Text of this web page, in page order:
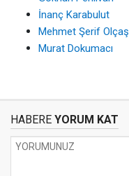
İnanç Karabulut
Mehmet Şerif Olçaş
Murat Dokumacı
HABERE YORUM KAT